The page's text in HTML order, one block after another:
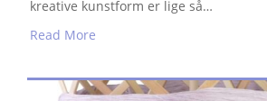
kreative kunstform er lige så…
Read More